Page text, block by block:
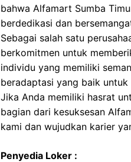
bahwa Alfamart Sumba
berdedikasi dan
Sebagai salah satu
berkomitmen untuk
individu yang memiliki
beradaptasi yang baik
Jika Anda memiliki hasrat
bagian dari kesuksesan
kami dan wujudkan karier
Penyedia Loker :